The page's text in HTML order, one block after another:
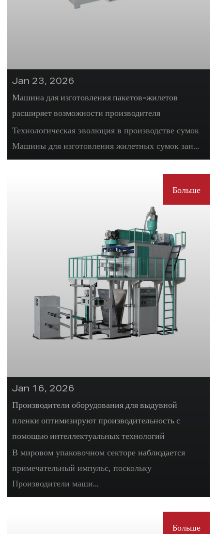
Jan 23, 2026
Машина для изготовления пакетов-жилетов
расширяет возможности производителя
Технологическая эволюция в производстве сумок
Машины для изготовления жилетных сумок зан...
Больше
Jan 16, 2026
Производители оборудования для выдувной
пленки оптимизируют производительность с
помощью интеллектуальных технологий
В мировом упаковочном секторе наблюдается
примечательный импульс, поскольку
Производители маши...
Больше